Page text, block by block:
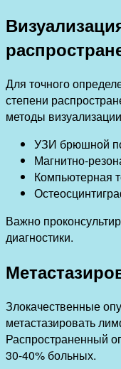
Для точного
степени
методы
УЗИ брюшной
Магнитно-
Компьютерная
Важно
диагностики.
Злокачественные
метастазировать
Распространенный
30-40% больных.